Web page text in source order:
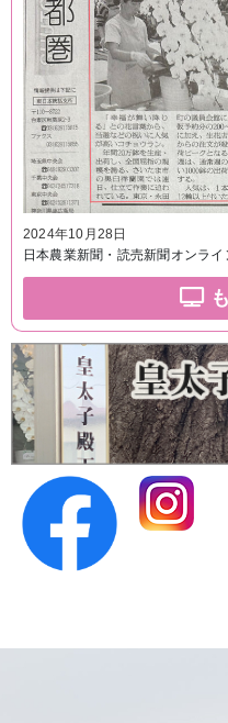
2024年10月28日
日本農業新聞・読売新聞オンラ